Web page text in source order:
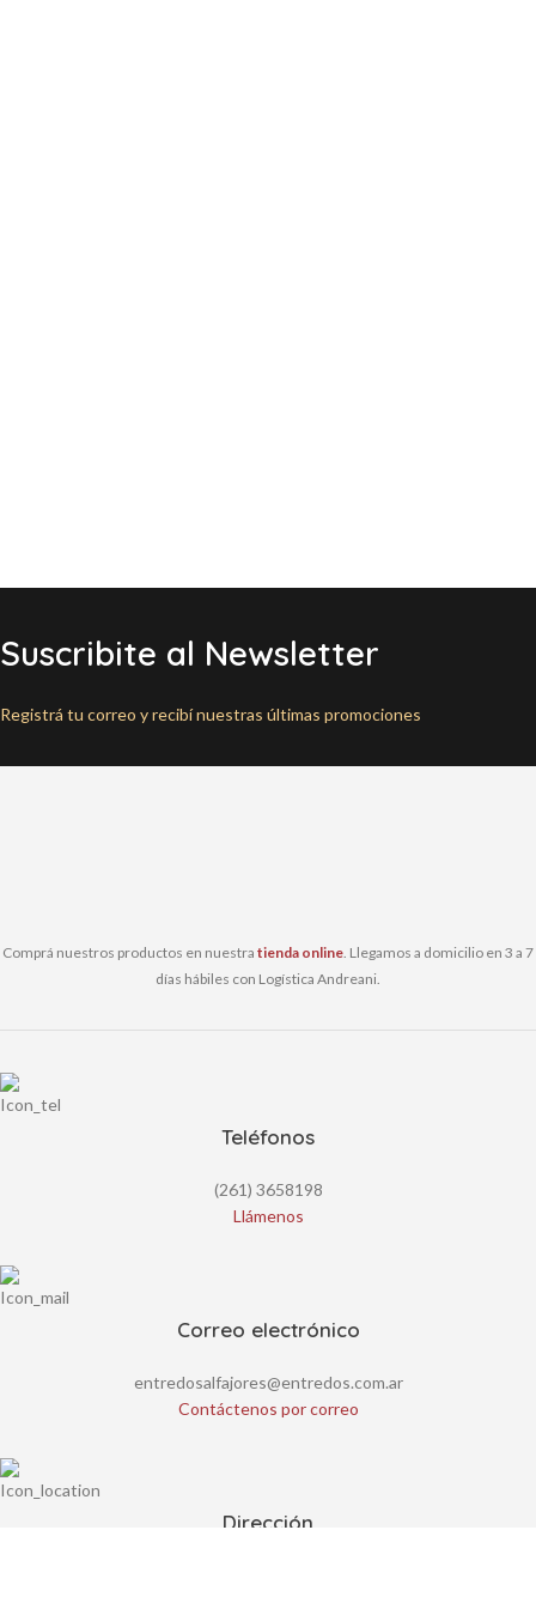
Suscribite al Newsletter
Registrá tu correo y recibí nuestras últimas promociones
Comprá nuestros productos en nuestra tienda online . Llegamos a domicilio en 3 a 7
días hábiles con Logística Andreani.
Teléfonos
(261) 3658198
Llámenos
Correo electrónico
entredosalfajores@entredos.com.ar
Contáctenos por correo
Dirección